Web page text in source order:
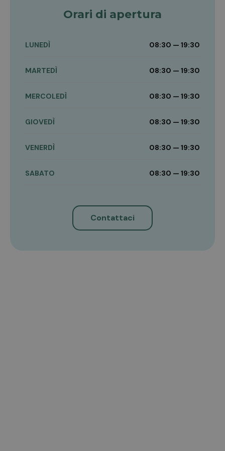
Orari di apertura
LUNEDÌ 08:30 — 19:30
MARTEDÌ 08:30 — 19:30
MERCOLEDÌ 08:30 — 19:30
GIOVEDÌ 08:30 — 19:30
VENERDÌ 08:30 — 19:30
SABATO 08:30 — 19:30
Contattaci